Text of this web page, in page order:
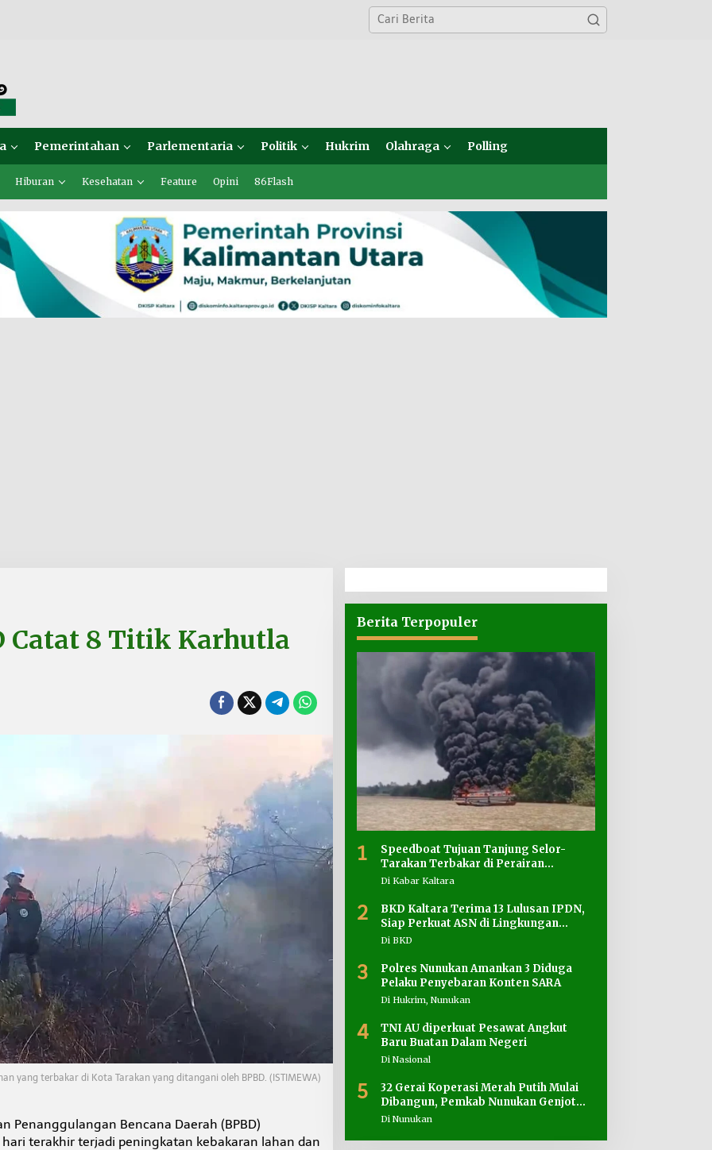
Pemerintahan Parlementaria Politik Hukrim Olahraga Polling
Hiburan Kesehatan Feature Opini 86Flash
Catat 8 Titik Karhutla
yang terbakar di Kota Tarakan yang ditangani oleh BPBD. (ISTIMEWA)
Penanggulangan Bencana Daerah (BPBD)
terakhir terjadi peningkatan kebakaran lahan dan
Berita Terpopuler
1
Speedboat Tujuan Tanjung Selor-
Tarakan Terbakar di Perairan
Salimbatu
Di Kabar Kaltara
2
BKD Kaltara Terima 13 Lulusan IPDN,
Siap Perkuat ASN di Lingkungan
Pemprov
Di BKD
3
Polres Nunukan Amankan 3 Diduga
Pelaku Penyebaran Konten SARA
Di Hukrim, Nunukan
4
TNI AU diperkuat Pesawat Angkut
Baru Buatan Dalam Negeri
Di Nasional
5
32 Gerai Koperasi Merah Putih Mulai
Dibangun, Pemkab Nunukan Genjot
Penyediaan Lahan
Di Nunukan